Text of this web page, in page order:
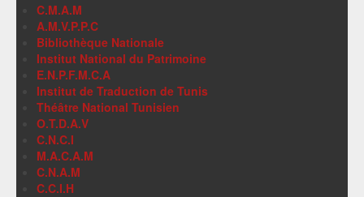
C.M.A.M
A.M.V.P.P.C
Bibliothèque Nationale
Institut National du Patrimoine
E.N.P.F.M.C.A
Institut de Traduction de Tunis
Théâtre National Tunisien
O.T.D.A.V
C.N.C.I
M.A.C.A.M
C.N.A.M
C.C.I.H